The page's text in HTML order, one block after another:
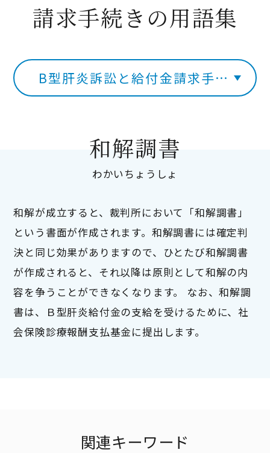
請求手続きの用語集
B型肝炎訴訟と給付金請求手続き
和解調書
わかいちょうしょ
和解が成立すると、裁判所において「和解調書」
という書面が作成されます。和解調書には確定判
決と同じ効果がありますので、ひとたび和解調書
が作成されると、それ以降は原則として和解の内
容を争うことができなくなります。 なお、和解調
書は、Ｂ型肝炎給付金の支給を受けるために、社
会保険診療報酬支払基金に提出します。
関連キーワード